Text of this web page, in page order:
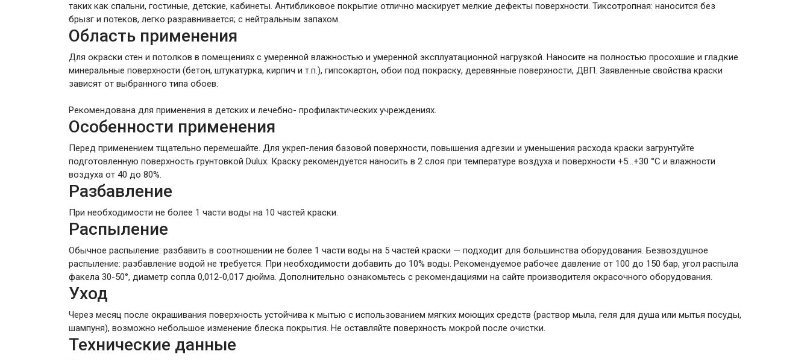
таких как спальни, гостиные, детские, кабинеты. Антибликовое покрытие отлично маскирует мелкие дефекты поверхности. Тиксотропная: наносится без
брызг и потеков, легко разравнивается; с нейтральным запахом.
Область применения
Для окраски стен и потолков в помещениях с умеренной влажностью и умеренной эксплуатационной нагрузкой. Наносите на полностью просохшие и гладкие
минеральные поверхности (бетон, штукатурка, кирпич и т.п.), гипсокартон, обои под покраску, деревянные поверхности, ДВП. Заявленные свойства краски
зависят от выбранного типа обоев.
Рекомендована для применения в детских и лечебно- профилактических учреждениях.
Особенности применения
Перед применением тщательно перемешайте. Для укреп-ления базовой поверхности, повышения адгезии и уменьшения расхода краски загрунтуйте
подготовленную поверхность грунтовкой Dulux. Краску рекомендуется наносить в 2 слоя при температуре воздуха и поверхности +5…+30 °С и влажности
воздуха от 40 до 80%.
Разбавление
При необходимости не более 1 части воды на 10 частей краски.
Распыление
Обычное распыление: разбавить в соотношении не более 1 части воды на 5 частей краски — подходит для большинства оборудования. Безвоздушное
распыление: разбавление водой не требуется. При необходимости добавить до 10% воды. Рекомендуемое рабочее давление от 100 до 150 бар, угол распыла
факела 30-50°, диаметр сопла 0,012-0,017 дюйма. Дополнительно ознакомьтесь с рекомендациями на сайте производителя окрасочного оборудования.
Уход
Через месяц после окрашивания поверхность устойчива к мытью с использованием мягких моющих средств (раствор мыла, геля для душа или мытья посуды,
шампуня), возможно небольшое изменение блеска покрытия. Не оставляйте поверхность мокрой после очистки.
Технические данные